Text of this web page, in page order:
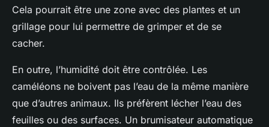
Cela pourrait être une zone avec des plantes et un
grillage pour lui permettre de grimper et de se
cacher.
En outre, l’humidité doit être contrôlée. Les
caméléons ne boivent pas l’eau de la même manière
que d’autres animaux. Ils préfèrent lécher l’eau des
feuilles ou des surfaces. Un brumisateur automatique